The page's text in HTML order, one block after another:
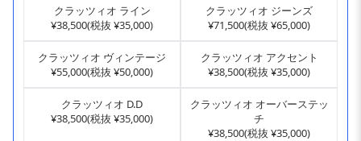
クラッツィオ ライン
¥38,500(税抜 ¥35,000)
クラッツィオ ジーンズ
¥71,500(税抜 ¥65,000)
クラッツィオ ヴィンテージ
¥55,000(税抜 ¥50,000)
クラッツィオ アクセント
¥38,500(税抜 ¥35,000)
クラッツィオ D.D
¥38,500(税抜 ¥35,000)
クラッツィオ オーバーステッ
チ
¥38,500(税抜 ¥35,000)